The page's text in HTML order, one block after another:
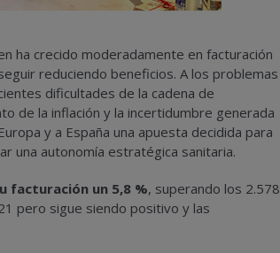
ha crecido moderadamente en facturación
reduciendo beneficios. A los problemas
dificultades de la cadena de
de la inflación y la incertidumbre generada
y a España una apuesta decidida para
una autonomía estratégica sanitaria.
facturación un 5,8 %, superando los 2.578
pero sigue siendo positivo y las